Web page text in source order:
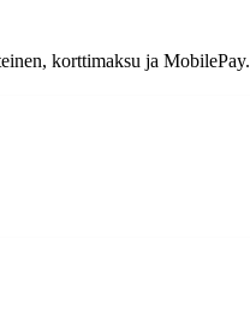
korttimaksu ja MobilePay.